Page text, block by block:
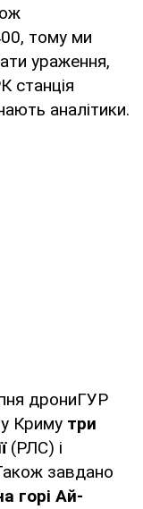
тому ми
ураження,
станція
аналітики.
дрониГУР
Криму три
(РЛС) і
завдано
горі Ай-